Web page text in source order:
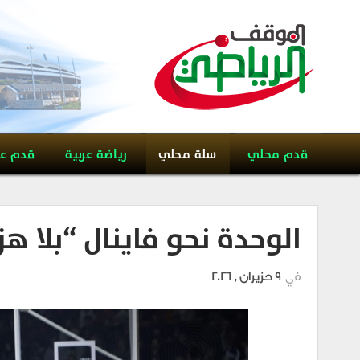
قدم محلي سلة محلي رياضة عربية قدم
الوحدة نحو فاينال “بلا
في 9 حزيران , 2026